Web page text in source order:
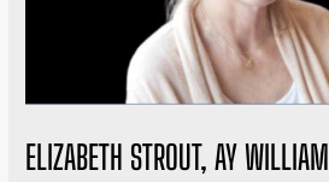
ELIZABETH STROUT, AY WILLIAM